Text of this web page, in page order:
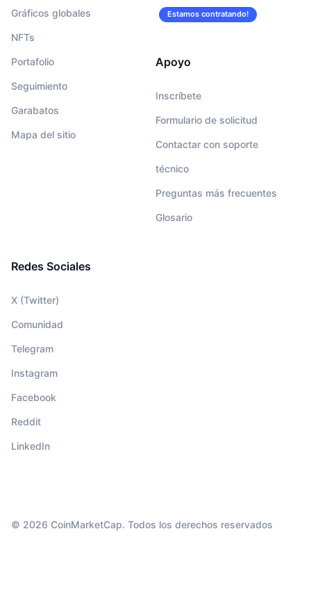
Gráficos globales
NFTs
Portafolio
Seguimiento
Garabatos
Mapa del sitio
Estamos contratando!
Apoyo
Inscríbete
Formulario de solicitud
Contactar con soporte
técnico
Preguntas más frecuentes
Glosario
Redes Sociales
X (Twitter)
Comunidad
Telegram
Instagram
Facebook
Reddit
LinkedIn
© 2026 CoinMarketCap. Todos los derechos reservados